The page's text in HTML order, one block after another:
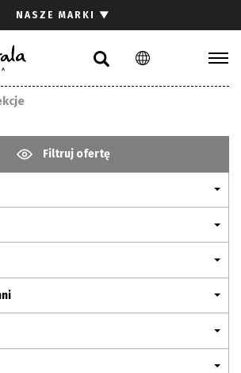
PL EN
NASZE MARKI ▼
Filtruj ofertę
Gdzie kupić
Pliki do pobrania
Pytania i odpowiedzi
Kariera
Kontakt
Komunikacja z akcjonariuszami